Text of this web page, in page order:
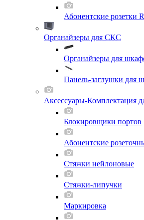
Абонентские розетки
Органайзеры для СКС
Органайзеры для
Панель-заглушки для
Аксессуары-Комплектация
Блокировщики портов
Абонентские
Стяжки нейлоновые
Стяжки-липучки
Маркировка